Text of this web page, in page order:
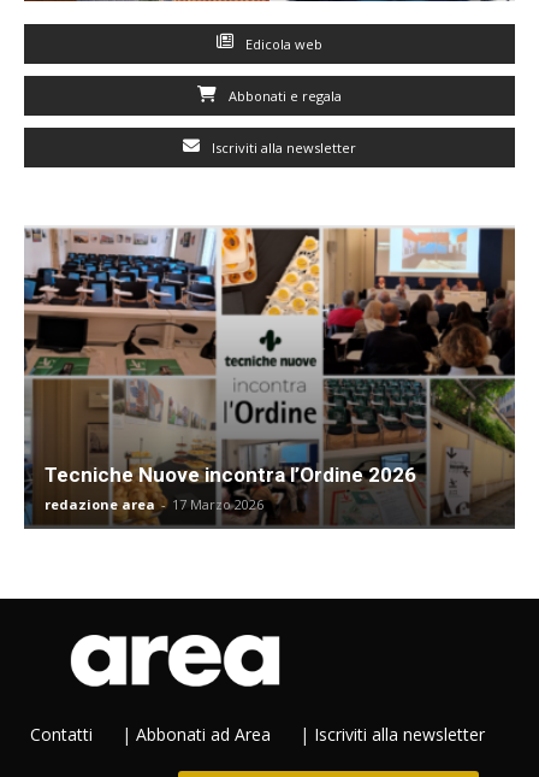
Edicola web
Abbonati e regala
Iscriviti alla newsletter
Tecniche Nuove incontra l’Ordine 2026
redazione area - 17 Marzo 2026
Contatti | Abbonati ad Area | Iscriviti alla newsletter